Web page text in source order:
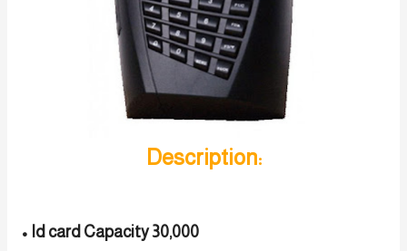
Description:
• Id card Capacity 30,000